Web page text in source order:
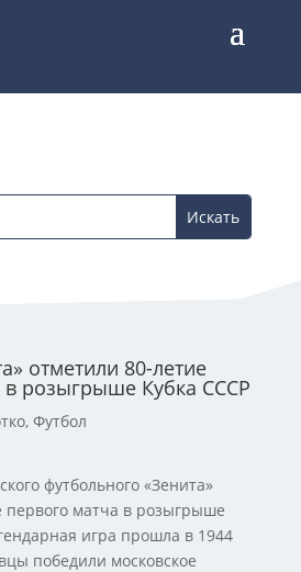
отметили 80-летие
в розыгрыше Кубка СССР
, Футбол
футбольного «Зенита»
первого матча в розыгрыше
игра прошла в 1944
победили московское